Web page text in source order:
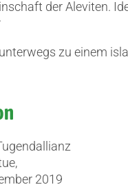
der Aleviten.
zu einem
2019